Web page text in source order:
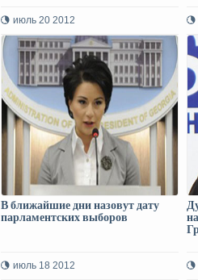
июль 20 2012
В ближайшие дни назовут дату
парламентских выборов
июль 18 2012